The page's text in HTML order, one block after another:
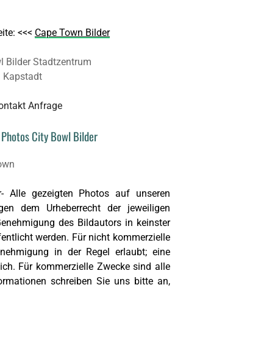
<<< Cape Town Bilder
City Bowl Bilder
Alle gezeigten Photos auf unseren
dem Urheberrecht der jeweiligen
des Bildautors in keinster
werden. Für nicht kommerzielle
in der Regel erlaubt; eine
Für kommerzielle Zwecke sind alle
schreiben Sie uns bitte an,